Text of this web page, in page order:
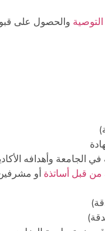
قبل أساتذة أو